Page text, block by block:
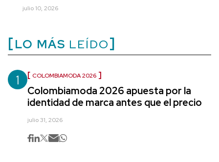
julio 10, 2026
LO MÁS LEÍDO
1 COLOMBIAMODA 2026
Colombiamoda 2026 apuesta por la
identidad de marca antes que el precio
julio 31, 2026